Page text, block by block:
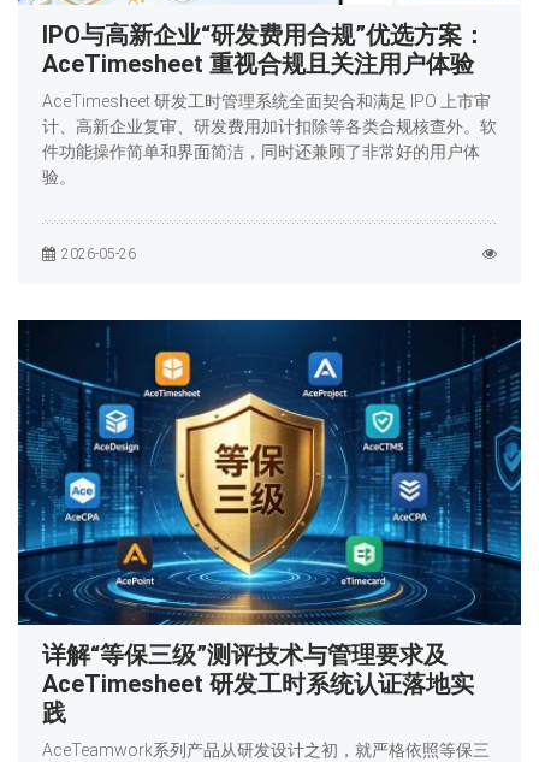
IPO与高新企业“研发费用合规”优选方案：
AceTimesheet 重视合规且关注用户体验
AceTimesheet 研发工时管理系统全面契合和满足 IPO 上市审
计、高新企业复审、研发费用加计扣除等各类合规核查外。软
件功能操作简单和界面简洁，同时还兼顾了非常好的用户体
验。
2026-05-26
详解“等保三级”测评技术与管理要求及
AceTimesheet 研发工时系统认证落地实
践
AceTeamwork系列产品从研发设计之初，就严格依照等保三